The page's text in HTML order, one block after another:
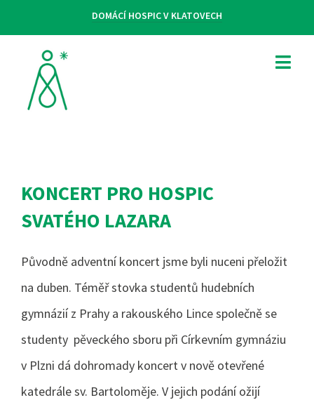
DOMÁCÍ HOSPIC V KLATOVECH
KONCERT PRO HOSPIC
SVATÉHO LAZARA
Původně adventní koncert jsme byli nuceni přeložit
na duben. Téměř stovka studentů hudebních
gymnázií z Prahy a rakouského Lince společně se
studenty pěveckého sboru při Církevním gymnáziu
v Plzni dá dohromady koncert v nově otevřené
katedrále sv. Bartoloměje. V jejich podání ožijí